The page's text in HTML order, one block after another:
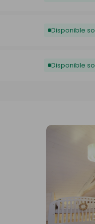
Disponible
Disponible